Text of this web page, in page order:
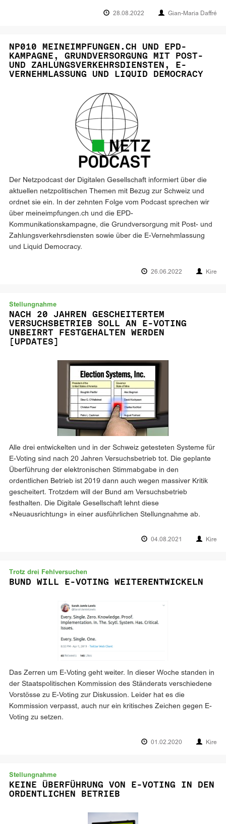
28.08.2022 Gian-Maria Daffré
NP010 MEINEIMPFUNGEN.CH UND EPD-
KAMPAGNE, GRUNDVERSORGUNG MIT POST-
UND ZAHLUNGSVERKEHRSDIENSTEN, E-
VERNEHMLASSUNG UND LIQUID DEMOCRACY
Der Netzpodcast der Digitalen Gesellschaft informiert über die
aktuellen netzpolitischen Themen mit Bezug zur Schweiz und
ordnet sie ein. In der zehnten Folge vom Podcast sprechen wir
über meineimpfungen.ch und die EPD-
Kommunikationskampagne, die Grundversorgung mit Post- und
Zahlungsverkehrsdiensten sowie über die E-Vernehmlassung
und Liquid Democracy.
26.06.2022 Kire
Stellungnahme
NACH 20 JAHREN GESCHEITERTEM
VERSUCHSBETRIEB SOLL AN E-VOTING
UNBEIRRT FESTGEHALTEN WERDEN
[UPDATES]
Alle drei entwickelten und in der Schweiz getesteten Systeme für
E-Voting sind nach 20 Jahren Versuchsbetrieb tot. Die geplante
Überführung der elektronischen Stimmabgabe in den
ordentlichen Betrieb ist 2019 dann auch wegen massiver Kritik
gescheitert. Trotzdem will der Bund am Versuchsbetrieb
festhalten. Die Digitale Gesellschaft lehnt diese
«Neuausrichtung» in einer ausführlichen Stellungnahme ab.
04.08.2021 Kire
Trotz drei Fehlversuchen
BUND WILL E-VOTING WEITERENTWICKELN
Das Zerren um E-Voting geht weiter. In dieser Woche standen in
der Staatspolitischen Kommission des Ständerats verschiedene
Vorstösse zu E-Voting zur Diskussion. Leider hat es die
Kommission verpasst, auch nur ein kritisches Zeichen gegen E-
Voting zu setzen.
01.02.2020 Kire
Stellungnahme
KEINE ÜBERFÜHRUNG VON E-VOTING IN DEN
ORDENTLICHEN BETRIEB